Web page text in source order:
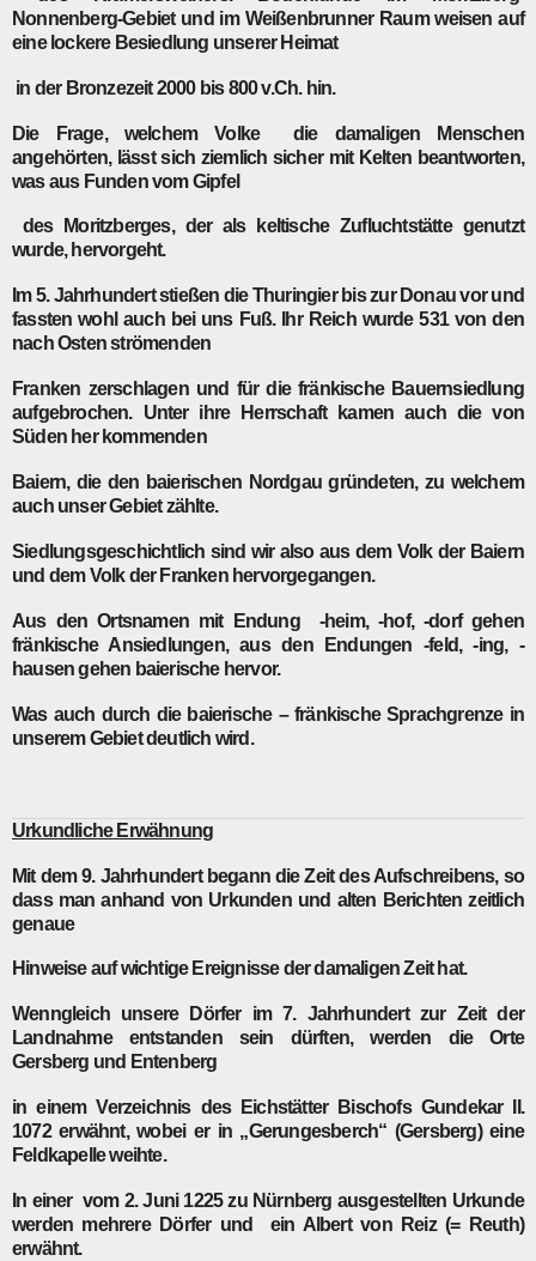
Nonnenberg-Gebiet und im Weißenbrunner Raum weisen auf
eine lockere Besiedlung unserer Heimat
in der Bronzezeit 2000 bis 800 v.Ch. hin.
Die Frage, welchem Volke die damaligen Menschen
angehörten, lässt sich ziemlich sicher mit Kelten beantworten,
was aus Funden vom Gipfel
des Moritzberges, der als keltische Zufluchtstätte genutzt
wurde, hervorgeht.
Im 5. Jahrhundert stießen die Thuringier bis zur Donau vor und
fassten wohl auch bei uns Fuß. Ihr Reich wurde 531 von den
nach Osten strömenden
Franken zerschlagen und für die fränkische Bauernsiedlung
aufgebrochen. Unter ihre Herrschaft kamen auch die von
Süden her kommenden
Baiern, die den baierischen Nordgau gründeten, zu welchem
auch unser Gebiet zählte.
Siedlungsgeschichtlich sind wir also aus dem Volk der Baiern
und dem Volk der Franken hervorgegangen.
Aus den Ortsnamen mit Endung -heim, -hof, -dorf gehen
fränkische Ansiedlungen, aus den Endungen -feld, -ing, -
hausen gehen baierische hervor.
Was auch durch die baierische – fränkische Sprachgrenze in
unserem Gebiet deutlich wird.
Urkundliche Erwähnung
Mit dem 9. Jahrhundert begann die Zeit des Aufschreibens, so
dass man anhand von Urkunden und alten Berichten zeitlich
genaue
Hinweise auf wichtige Ereignisse der damaligen Zeit hat.
Wenngleich unsere Dörfer im 7. Jahrhundert zur Zeit der
Landnahme entstanden sein dürften, werden die Orte
Gersberg und Entenberg
in einem Verzeichnis des Eichstätter Bischofs Gundekar II.
1072 erwähnt, wobei er in „Gerungesberch“ (Gersberg) eine
Feldkapelle weihte.
In einer vom 2. Juni 1225 zu Nürnberg ausgestellten Urkunde
werden mehrere Dörfer und ein Albert von Reiz (= Reuth)
erwähnt.